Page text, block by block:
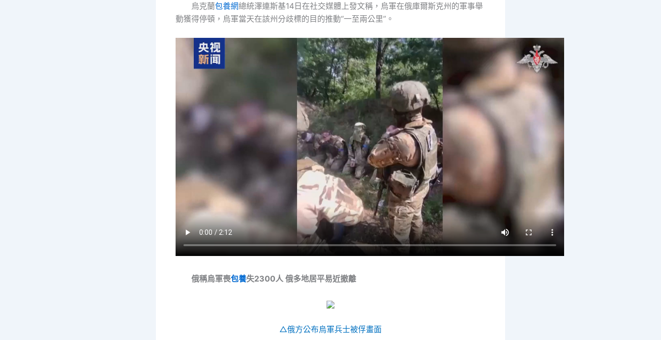
烏克蘭包養網總統澤連斯基14日在社交媒體上發文稱，烏軍在俄庫爾斯克州的軍事舉
動獲得停頓，烏軍當天在該州分歧標的目的推動“一至兩公里”。
俄稱烏軍喪包養失2300人 俄多地居平易近撤離
△俄方公布烏軍兵士被俘畫面